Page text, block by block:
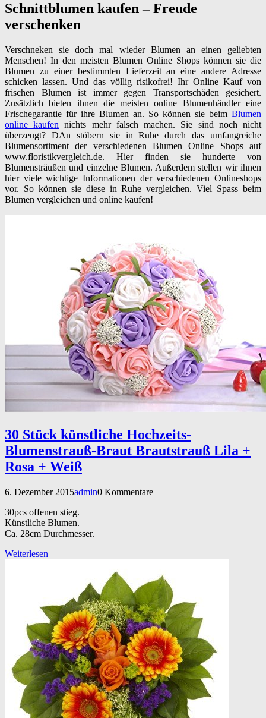
Schnittblumen kaufen – Freude
verschenken
Verschneken sie doch mal wieder Blumen an einen geliebten
Menschen! In den meisten Blumen Online Shops können sie die
Blumen zu einer bestimmten Lieferzeit an eine andere Adresse
schicken lassen. Und das völlig risikofrei! Ihr Online Kauf von
frischen Blumen ist immer gegen Transportschäden gesichert.
Zusätzlich bieten ihnen die meisten online Blumenhändler eine
Frischegarantie für ihre Blumen an. So können sie beim Blumen
online kaufen nichts mehr falsch machen. Sie sind noch nicht
überzeugt? DAn stöbern sie in Ruhe durch das umfangreiche
Blumensortiment der verschiedenen Blumen Online Shops auf
www.floristikvergleich.de. Hier finden sie hunderte von
Blumensträußen und einzelne Blumen. Außerdem stellen wir ihnen
hier viele wichtige Informationen der verschiedenen Onlineshops
vor. So können sie diese in Ruhe vergleichen. Viel Spass beim
Blumen vergleichen und online kaufen!
30 Stück künstliche Hochzeits-
Blumenstrauß-Braut Brautstrauß Lila +
Rosa + Weiß
6. Dezember 2015admin0 Kommentare
30pcs offenen stieg.
Künstliche Blumen.
Ca. 28cm Durchmesser.
Weiterlesen